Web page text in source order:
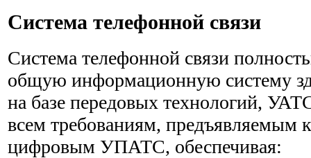
Система телефонной связи
Система телефонной связи
общую информационную систему
на базе передовых технологий,
всем требованиям, предъявляемым
цифровым УПАТС, обеспечивая: